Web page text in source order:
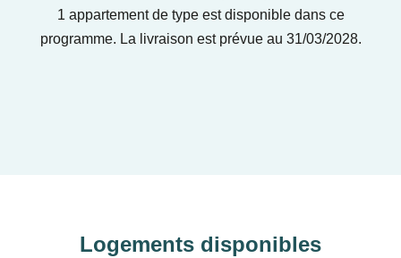
1 appartement de type est disponible dans ce
programme. La livraison est prévue au 31/03/2028.
Logements disponibles